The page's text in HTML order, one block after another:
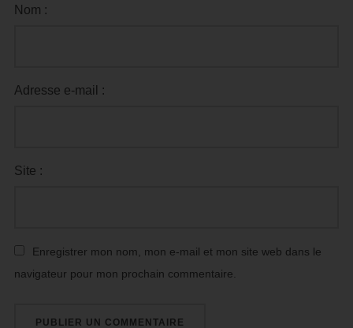
Nom :
Adresse e-mail :
Site :
Enregistrer mon nom, mon e-mail et mon site web dans le
navigateur pour mon prochain commentaire.